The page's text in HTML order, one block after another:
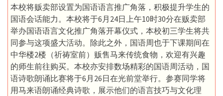
本校将贩卖部设置为国语语言推广角落，积极提升学生的
国语会话能力。本校将于6月24日上午10时30分在贩卖部
举办国语语言文化推广角落开幕仪式，本校初三学生将共
同参与这项盛大活动。除此之外，国语周也于下课期间在
中华楼2楼（祈祷室前）贩售马来传统食物，欢迎有兴趣
的师生前往购买。本校亦安排数场精彩的国语周活动，国
语诗歌朗诵比赛将于6月26日在光前堂举行。参赛同学将
用马来语朗诵经典诗歌，展示他们的语言技巧与文化理